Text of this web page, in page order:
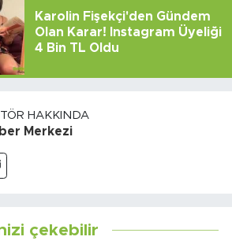
Karolin Fişekçi'den Gündem
Olan Karar! Instagram Üyeliği
4 Bin TL Oldu
HAKKINDA
Merkezi
çekebilir